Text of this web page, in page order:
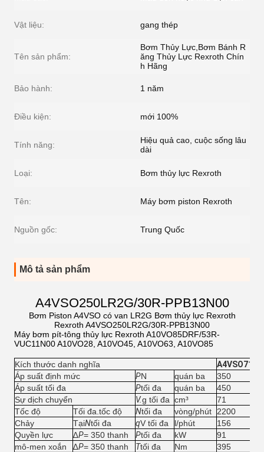
Vật liệu: gang thép
Tên sản phẩm:
Bơm Thủy Lực,Bơm Bánh R
ăng Thủy Lực Rexroth Chín
h Hãng
Bảo hành: 1 năm
Điều kiện: mới 100%
Tính năng:
Hiệu quả cao, cuộc sống lâu
dài
Loại: Bơm thủy lực Rexroth
Tên: Máy bơm piston Rexroth
Nguồn gốc: Trung Quốc
Mô tả sản phẩm
A4VSO250LR2G/30R-PPB13N00
Bơm Piston A4VSO có van LR2G Bơm thủy lực Rexroth
Rexroth A4VSO250LR2G/30R-PPB13N00
Máy bơm pít-tông thủy lực Rexroth A10VO85DRF/53R-
VUC11N00 A10VO28, A10VO45, A10VO63, A10VO85
Kích thước danh nghĩa A4VSO71
Áp suất định mức
PN quán ba 350
Áp suất tối đa
Ptối đa quán ba 450
Sự dịch chuyển
V.g tối đa cm³ 71
Tốc độ
Tối đa.tốc độ Ntối đa vòng/phút 2200
Chảy
TạiNtối đa qV tối đa l/phút 156
Quyền lực
∆P= 350 thanh Ptối đa kW 91
mô-men xoắn
∆P= 350 thanh Ttối đa Nm 395